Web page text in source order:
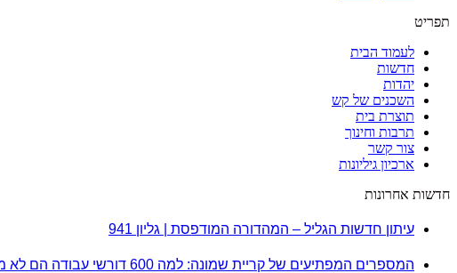
תפריט
לעמוד הבית
חדשות
יהדות
השכנים של קש
תוצרת בית
תרבות וחינוך
צור קשר
ארכיון גיליונות
חדשות אחרונות
עיתון חדשות הגליל – המהדורה המודפסת | גליון 941
המספרים המפתיעים של קריית שמונה: למה 600 דורשי עבודה הם לא מה שחשבתם?